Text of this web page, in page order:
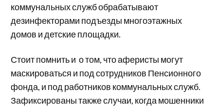
коммунальных служб обрабатывают
дезинфекторами подъезды многоэтажных
домов и детские площадки.
Стоит помнить и о том, что аферисты могут
маскироваться и под сотрудников Пенсионного
фонда, и под работников коммунальных служб.
Зафиксированы также случаи, когда мошенники